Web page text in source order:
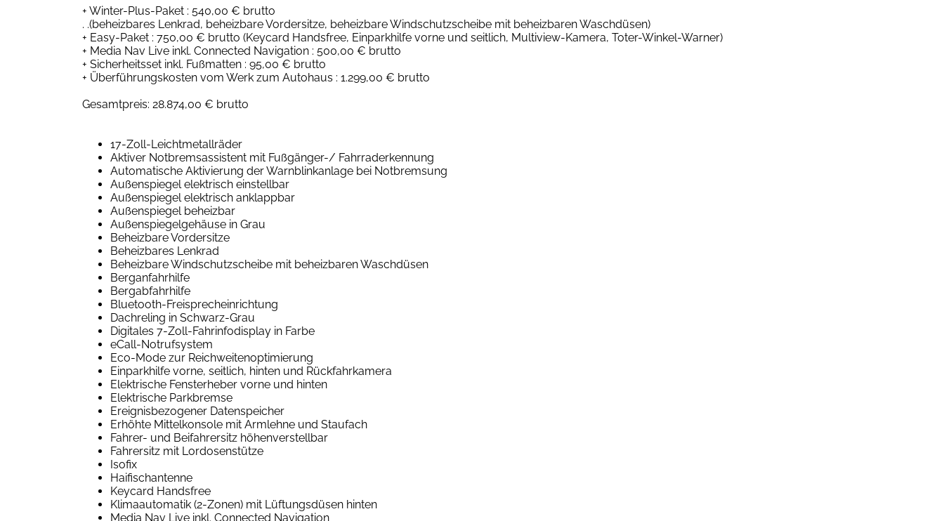
+ Winter-Plus-Paket : 540,00 € brutto
. .(beheizbares Lenkrad, beheizbare Vordersitze, beheizbare Windschutzscheibe mit beheizbaren Waschdüsen)
+ Easy-Paket : 750,00 € brutto (Keycard Handsfree, Einparkhilfe vorne und seitlich, Multiview-Kamera, Toter-Winkel-Warner)
+ Media Nav Live inkl. Connected Navigation : 500,00 € brutto
+ Sicherheitsset inkl. Fußmatten : 95,00 € brutto
+ Überführungskosten vom Werk zum Autohaus : 1.299,00 € brutto
Gesamtpreis: 28.874,00 € brutto
17-Zoll-Leichtmetallräder
Aktiver Notbremsassistent mit Fußgänger-/ Fahrraderkennung
Automatische Aktivierung der Warnblinkanlage bei Notbremsung
Außenspiegel elektrisch einstellbar
Außenspiegel elektrisch anklappbar
Außenspiegel beheizbar
Außenspiegelgehäuse in Grau
Beheizbare Vordersitze
Beheizbares Lenkrad
Beheizbare Windschutzscheibe mit beheizbaren Waschdüsen
Berganfahrhilfe
Bergabfahrhilfe
Bluetooth-Freisprecheinrichtung
Dachreling in Schwarz-Grau
Digitales 7-Zoll-Fahrinfodisplay in Farbe
eCall-Notrufsystem
Eco-Mode zur Reichweitenoptimierung
Einparkhilfe vorne, seitlich, hinten und Rückfahrkamera
Elektrische Fensterheber vorne und hinten
Elektrische Parkbremse
Ereignisbezogener Datenspeicher
Erhöhte Mittelkonsole mit Armlehne und Staufach
Fahrer- und Beifahrersitz höhenverstellbar
Fahrersitz mit Lordosenstütze
Isofix
Haifischantenne
Keycard Handsfree
Klimaautomatik (2-Zonen) mit Lüftungsdüsen hinten
Media Nav Live inkl. Connected Navigation